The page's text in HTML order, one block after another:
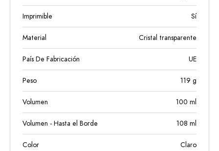
Imprimible Sí
Material Cristal transparente
País De Fabricación UE
Peso 119 g
Volumen 100 ml
Volumen - Hasta el Borde 108 ml
Color Claro